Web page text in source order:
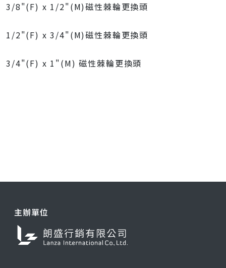
3/8"(F) x 1/2"(M)磁性棘輪更換頭
1/2"(F) x 3/4"(M)磁性棘輪更換頭
3/4"(F) x 1"(M) 磁性棘輪更換頭
主辦單位